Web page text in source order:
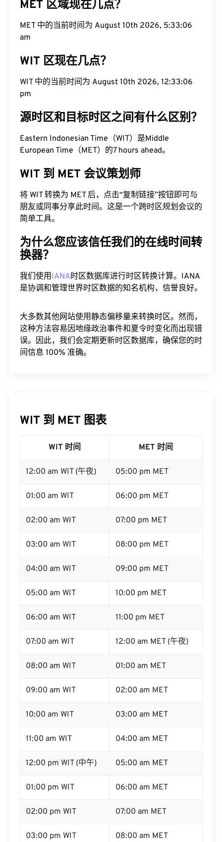
MET 区域现在几点？
MET 中的当前时间为 August 10th 2026, 5:33:07
am
WIT 区现在几点？
WIT 中的当前时间为 August 10th 2026, 12:33:07
pm
源时区和目标时区之间有什么区别？
Eastern Indonesian Time（WIT）是Middle
European Time（MET）的7 hours ahead。
WIT 到 MET 会议策划师
将 WIT 转换为 MET 后，点击“复制链接”按钮即可与
朋友或同事分享此时间。这是一个跨时区规划会议的
简单工具。
为什么您应该信任我们的在线时间转
换器？
我们使用IANA时区数据库进行时区转换计算。IANA
是协调和管理世界时区数据的知名机构，信誉良好。
大多数其他网站使用静态偏移量来转换时区。然而，
这种方法容易因地缘政治事件和夏令时变化而出现错
误。因此，我们会定期更新时区数据库，确保您的时
间信息 100% 准确。
WIT 到 MET 图表
WIT 时间 MET 时间
12:00 am WIT (午夜) 05:00 pm MET
01:00 am WIT 06:00 pm MET
02:00 am WIT 07:00 pm MET
03:00 am WIT 08:00 pm MET
04:00 am WIT 09:00 pm MET
05:00 am WIT 10:00 pm MET
06:00 am WIT 11:00 pm MET
07:00 am WIT 12:00 am MET (午夜)
08:00 am WIT 01:00 am MET
09:00 am WIT 02:00 am MET
10:00 am WIT 03:00 am MET
11:00 am WIT 04:00 am MET
12:00 pm WIT (中午) 05:00 am MET
01:00 pm WIT 06:00 am MET
02:00 pm WIT 07:00 am MET
03:00 pm WIT 08:00 am MET